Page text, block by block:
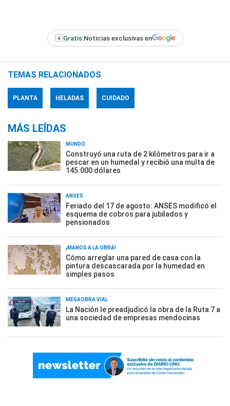
+ Gratis:Noticias exclusivas en
TEMAS RELACIONADOS
PLANTA HELADAS CUIDADO
MÁS LEÍDAS
MUNDO
Construyó una ruta de 2 kilómetros para ir a
pescar en un humedal y recibió una multa de
145.000 dólares
ANSES
Feriado del 17 de agosto: ANSES modificó el
esquema de cobros para jubilados y
pensionados
¡MANOS A LA OBRA!
Cómo arreglar una pared de casa con la
pintura descascarada por la humedad en
simples pasos
MEGAOBRA VIAL
La Nación le preadjudicó la obra de la Ruta 7 a
una sociedad de empresas mendocinas